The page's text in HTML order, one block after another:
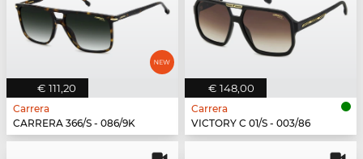
€ 111,20
Carrera
CARRERA 366/S - 086/9K
€ 148,00
Carrera
VICTORY C 01/S - 003/86